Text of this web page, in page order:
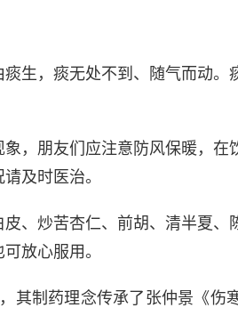
生，痰无处不到、随气而动。
，朋友们应注意防风保暖，在
及时医治。
、炒苦杏仁、前胡、清半夏、
放心服用。
其制药理念传承了张仲景《伤